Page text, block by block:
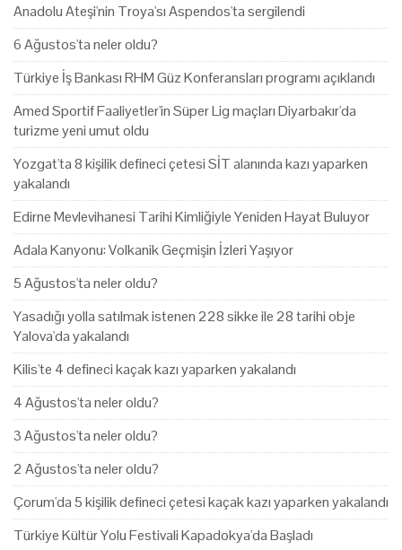
Anadolu Ateşi'nin Troya'sı Aspendos'ta sergilendi
6 Ağustos'ta neler oldu?
Türkiye İş Bankası RHM Güz Konferansları programı açıklandı
Amed Sportif Faaliyetler'in Süper Lig maçları Diyarbakır'da
turizme yeni umut oldu
Yozgat'ta 8 kişilik defineci çetesi SİT alanında kazı yaparken
yakalandı
Edirne Mevlevihanesi Tarihi Kimliğiyle Yeniden Hayat Buluyor
Adala Kanyonu: Volkanik Geçmişin İzleri Yaşıyor
5 Ağustos'ta neler oldu?
Yasadığı yolla satılmak istenen 228 sikke ile 28 tarihi obje
Yalova'da yakalandı
Kilis'te 4 defineci kaçak kazı yaparken yakalandı
4 Ağustos'ta neler oldu?
3 Ağustos'ta neler oldu?
2 Ağustos'ta neler oldu?
Çorum'da 5 kişilik defineci çetesi kaçak kazı yaparken yakalandı
Türkiye Kültür Yolu Festivali Kapadokya'da Başladı